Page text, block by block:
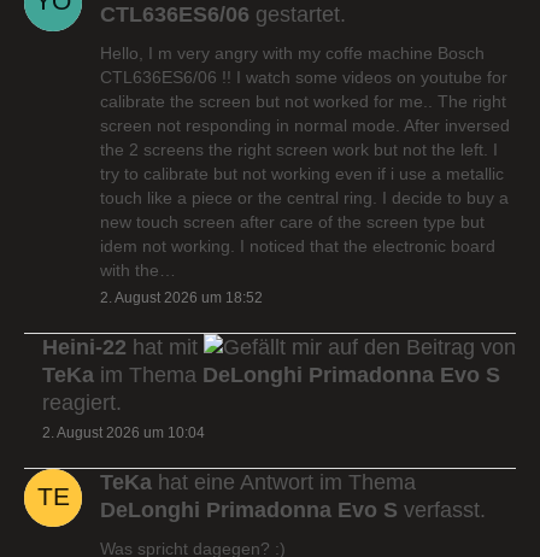
CTL636ES6/06 gestartet.
Hello, I m very angry with my coffe machine Bosch
CTL636ES6/06 !! I watch some videos on youtube for
calibrate the screen but not worked for me.. The right
screen not responding in normal mode. After inversed
the 2 screens the right screen work but not the left. I
try to calibrate but not working even if i use a metallic
touch like a piece or the central ring. I decide to buy a
new touch screen after care of the screen type but
idem not working. I noticed that the electronic board
with the…
2. August 2026 um 18:52
Heini-22 hat mit
auf den Beitrag von
TeKa im Thema DeLonghi Primadonna Evo S
reagiert.
2. August 2026 um 10:04
TeKa hat eine Antwort im Thema
DeLonghi Primadonna Evo S verfasst.
Was spricht dagegen? :)